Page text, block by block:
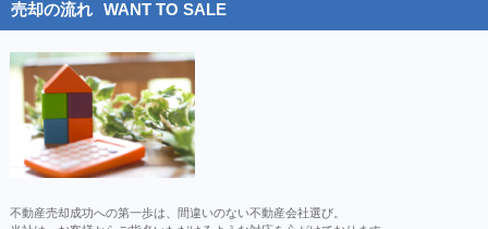
売却の流れ WANT TO SALE
不動産売却成功への第一歩は、間違いのない不動産会社選び。